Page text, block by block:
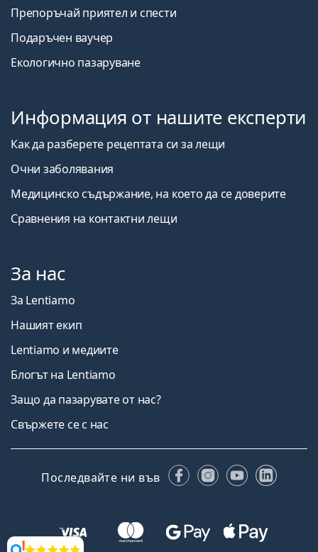
Препоръчай приятел и спести
Подаръчен ваучер
Екологично пазаруване
Информация от нашите експерти
Как да разберете рецептата си за лещи
Очни заболявания
Медицинско съдържание, на което да се доверите
Сравнения на контактни лещи
За нас
За Lentiamo
Нашият екип
Lentiamo и медиите
Блогът на Lentiamo
Защо да пазарувате от нас?
Свържете се с нас
Последвайте ни във FacebookInstagram
YouTube